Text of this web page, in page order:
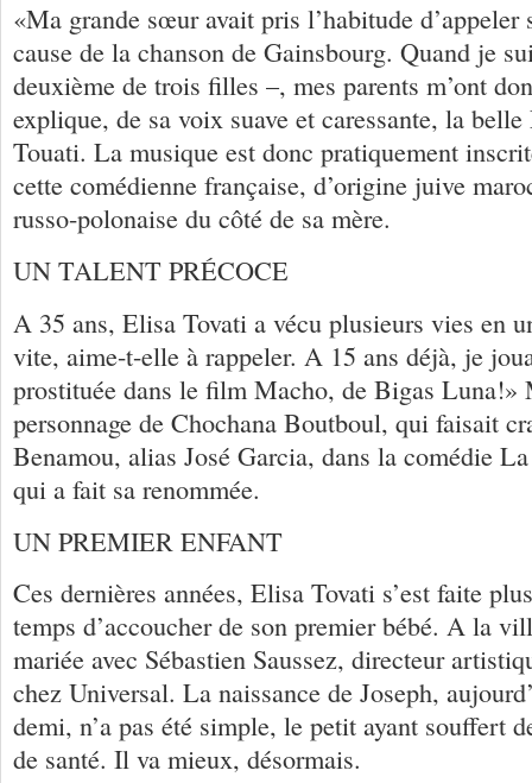
«Ma grande sœur avait pris l’habitude d’appeler
cause de la chanson de Gainsbourg. Quand je
deuxième de trois filles –, mes parents m’ont
explique, de sa voix suave et caressante, la
Touati. La musique est donc pratiquement
cette comédienne française, d’origine juive
russo-polonaise du côté de sa mère.
UN TALENT PRÉCOCE
A 35 ans, Elisa Tovati a vécu plusieurs vies en
vite, aime-t-elle à rappeler. A 15 ans déjà, je
prostituée dans le film Macho, de Bigas Luna!»
personnage de Chochana Boutboul, qui faisait
Benamou, alias José Garcia, dans la comédie
qui a fait sa renommée.
UN PREMIER ENFANT
Ces dernières années, Elisa Tovati s’est faite
temps d’accoucher de son premier bébé. A la
mariée avec Sébastien Saussez, directeur
chez Universal. La naissance de Joseph,
demi, n’a pas été simple, le petit ayant souffert
de santé. Il va mieux, désormais.